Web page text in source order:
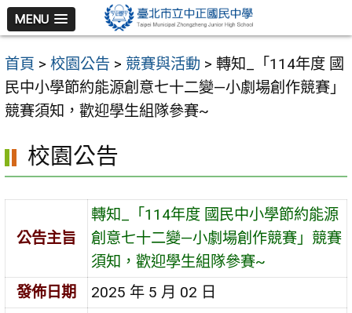
跳
至
主
要
內
區
MENU
首頁 > 校園公告 > 競賽與活動 > 轉知_「114年度 國
民中小學節約能源創意七十二變—小劇場創作競賽」
競賽須知，歡迎學生組隊參賽~
校園公告
公告主旨
轉知_「114年度 國民中小學節約能源
創意七十二變—小劇場創作競賽」競賽
須知，歡迎學生組隊參賽~
發佈日期
2025 年 5 月 02 日